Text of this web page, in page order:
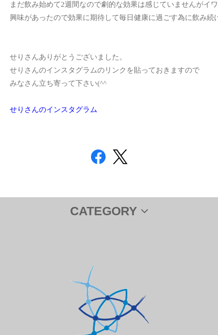
まだ飲み始めて2週間なので劇的な効果は感じていませんがイ
興味があったので効果に期待して毎日健康に過ごす為に飲み続
せりさんありがとうございました。
せりさんのインスタグラムのリンクを貼っておきますので
みなさん立ち寄って下さい(^^ゞ
せりさんのインスタグラム
CATEGORY